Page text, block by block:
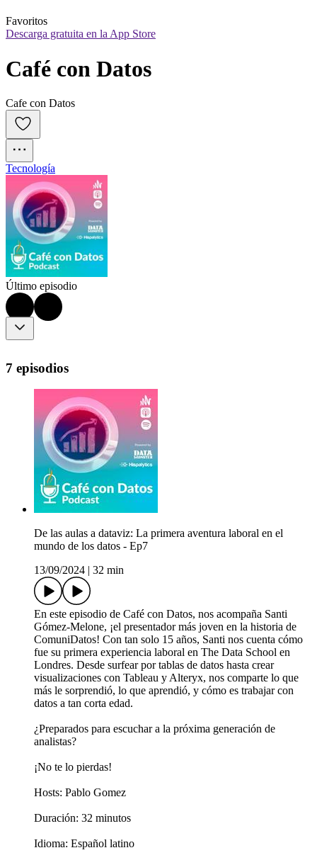
Favoritos
Descarga gratuita en la App Store
Café con Datos
Cafe con Datos
Tecnología
Último episodio
7 episodios
De las aulas a dataviz: La primera aventura laboral en el
mundo de los datos - Ep7
13/09/2024
32 min
En este episodio de Café con Datos, nos acompaña Santi
Gómez-Melone, ¡el presentador más joven en la historia de
ComuniDatos! Con tan solo 15 años, Santi nos cuenta cómo
fue su primera experiencia laboral en The Data School en
Londres. Desde surfear por tablas de datos hasta crear
visualizaciones con Tableau y Alteryx, nos comparte lo que
más le sorprendió, lo que aprendió, y cómo es trabajar con
datos a tan corta edad.
¿Preparados para escuchar a la próxima generación de
analistas?
¡No te lo pierdas!
Hosts: Pablo Gomez
Duración: 32 minutos
Idioma: Español latino